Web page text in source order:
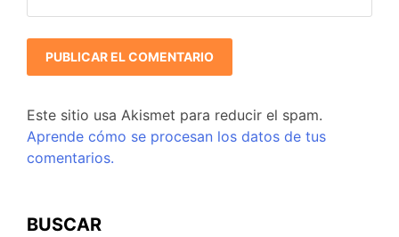
Este sitio usa Akismet para reducir el spam.
Aprende cómo se procesan los datos de tus
comentarios.
BUSCAR